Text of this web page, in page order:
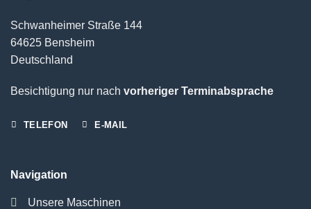
Schwanheimer Straße 144
64625 Bensheim
Deutschland
Besichtigung nur nach vorheriger Terminabsprache
TELEFON E-MAIL
Navigation
Unsere Maschinen